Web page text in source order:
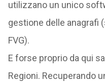
utilizzano un unico
gestione delle anagrafi
FVG).
E forse proprio da qui
Regioni. Recuperando